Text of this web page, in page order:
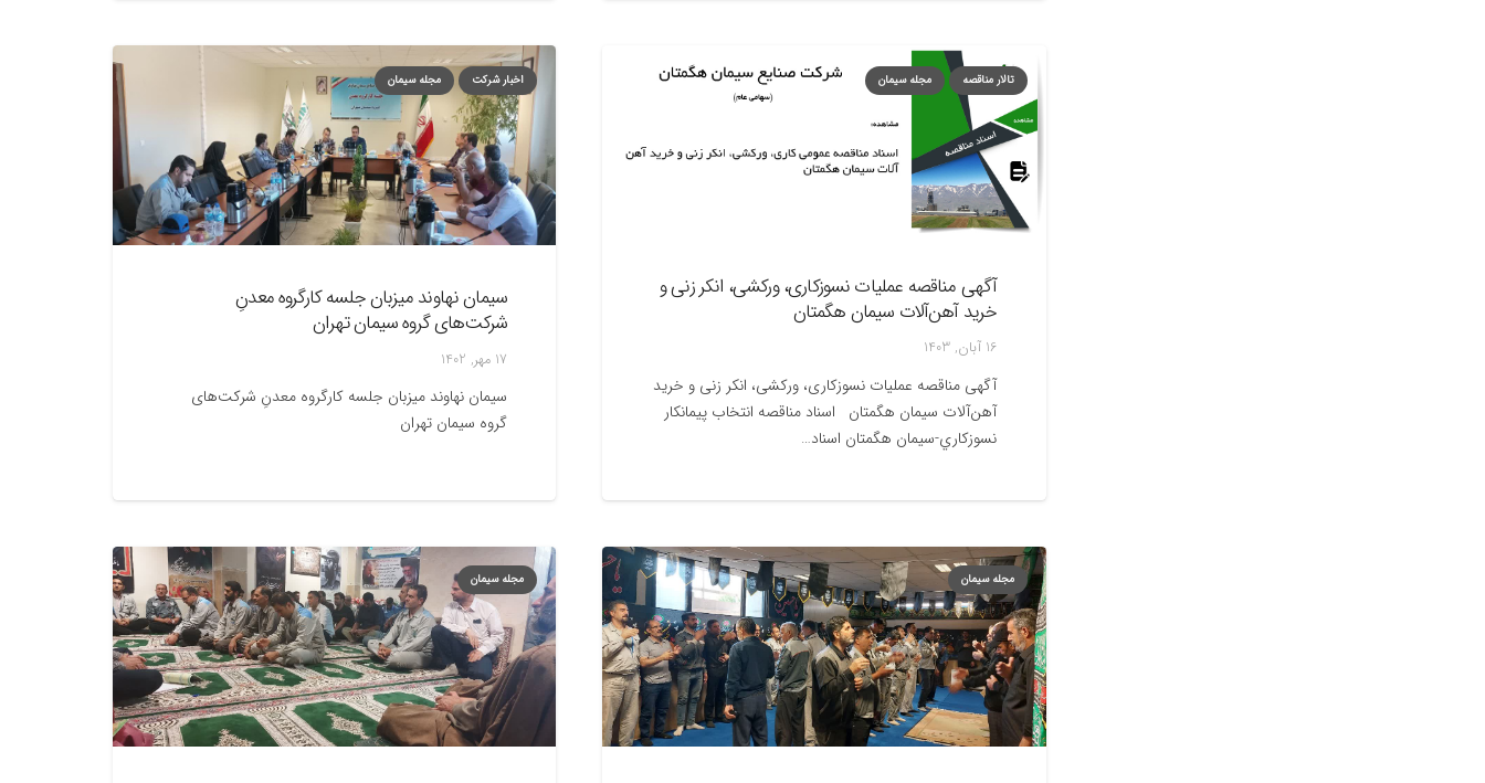
تالار مناقصه مجله سیمان
آگهی مناقصه عملیات نسوزکاری، ورکشی، انکر زنی و
خرید آهن‌آلات سیمان هگمتان
16 آبان, 1403
آگهی مناقصه عملیات نسوزکاری، ورکشی، انکر زنی و خرید
آهن‌آلات سیمان هگمتان اسناد مناقصه انتخاب پيمانكار
نسوزكاري-سيمان هگمتان اسناد…
اخبار شرکت مجله سیمان
سیمان نهاوند میزبان جلسه کارگروه معدنِ
شرکت‌های گروه سیمان تهران
17 مهر, 1402
سیمان نهاوند میزبان جلسه کارگروه معدنِ شرکت‌های
گروه سیمان تهران
مجله سیمان مجله سیمان